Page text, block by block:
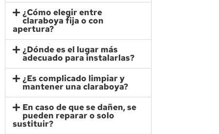
¿Cómo elegir entre
claraboya fija o con
apertura?
¿Dónde es el lugar más
adecuado para instalarlas?
¿Es complicado limpiar y
mantener una claraboya?
En caso de que se dañen, se
pueden reparar o solo
sustituir?